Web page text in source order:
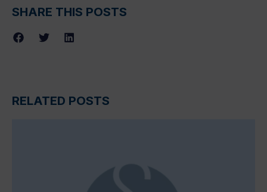
SHARE THIS POSTS
RELATED POSTS